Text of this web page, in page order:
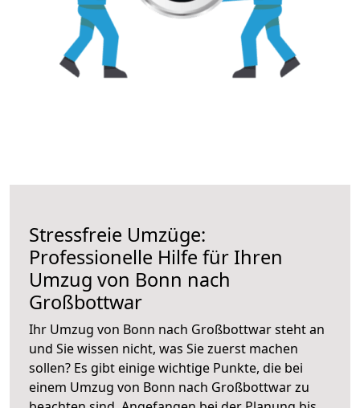
Stressfreie Umzüge:
Professionelle Hilfe für Ihren
Umzug von Bonn nach
Großbottwar
Ihr Umzug von Bonn nach Großbottwar steht an
und Sie wissen nicht, was Sie zuerst machen
sollen? Es gibt einige wichtige Punkte, die bei
einem Umzug von Bonn nach Großbottwar zu